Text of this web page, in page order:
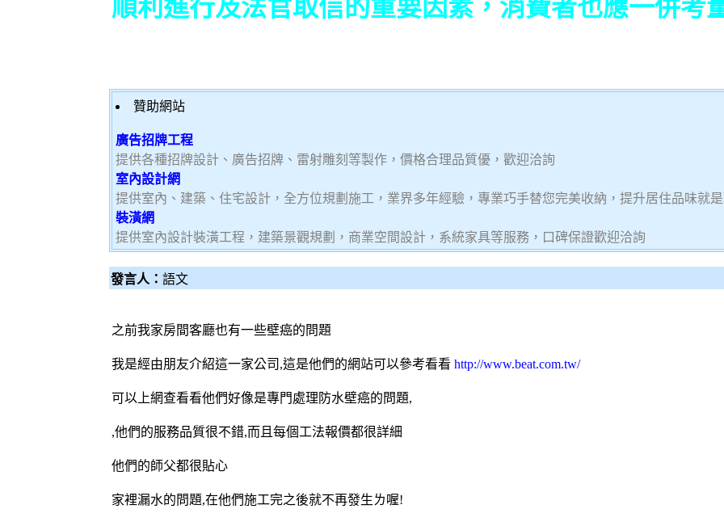
順利進行及法官取信的重要因素，消費者也應一併考
贊助網站
廣告招牌工程
提供各種招牌設計、廣告招牌、雷射雕刻等製作，價格合理品質優，歡迎洽詢
室內設計網
提供室內、建築、住宅設計，全方位規劃施工，業界多年經驗，專業巧手替您完美收納，提升居住品味就
裝潢網
提供室內設計裝潢工程，建築景觀規劃，商業空間設計，系統家具等服務，口碑保證歡迎洽詢
發言人： 語文
之前我家房間客廳也有一些壁癌的問題
我是經由朋友介紹這一家公司,這是他們的網站可以參考看看 http://www.beat.com.tw/
可以上網查看看他們好像是專門處理防水壁癌的問題,
,他們的服務品質很不錯,而且每個工法報價都很詳細
他們的師父都很貼心
家裡漏水的問題,在他們施工完之後就不再發生ㄌ喔!